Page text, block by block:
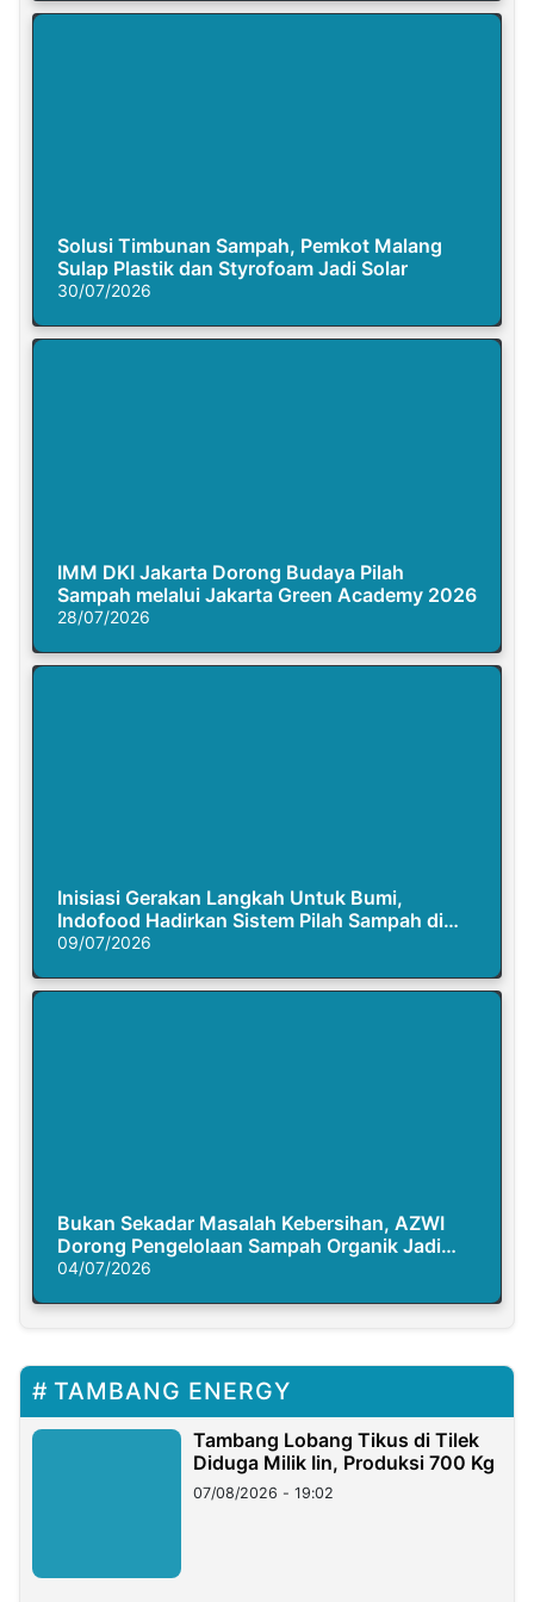
Solusi Timbunan Sampah, Pemkot Malang
Sulap Plastik dan Styrofoam Jadi Solar
30/07/2026
IMM DKI Jakarta Dorong Budaya Pilah
Sampah melalui Jakarta Green Academy 2026
28/07/2026
Inisiasi Gerakan Langkah Untuk Bumi,
Indofood Hadirkan Sistem Pilah Sampah di
Semasa Piknik
09/07/2026
Bukan Sekadar Masalah Kebersihan, AZWI
Dorong Pengelolaan Sampah Organik Jadi
Solusi Krisis Iklim
04/07/2026
TAMBANG ENERGY
Tambang Lobang Tikus di Tilek
Diduga Milik Iin, Produksi 700 Kg
07/08/2026 - 19:02